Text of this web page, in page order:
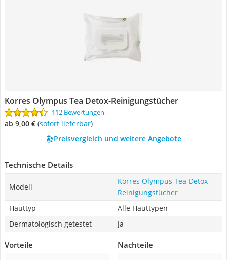
Korres Olympus Tea Detox-Reinigungstücher
112 Bewertungen
ab 9,00 € ( Sofort lieferbar)
Preisvergleich und weitere Angebote
Technische Details
Modell
Korres Olympus Tea Detox-
Reinigungstücher
Hauttyp
Alle Hauttypen
Dermatologisch getestet
Ja
Vorteile Nachteile